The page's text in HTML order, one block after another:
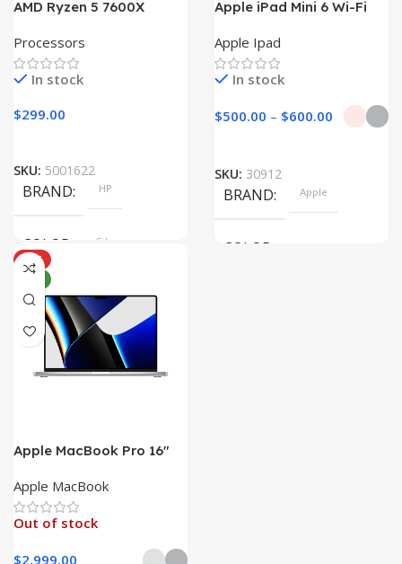
AMD Ryzen 5 7600X
Processors
In stock
$299.00
SKU: 5001622
BRAND HP
COLOR Silver
SIZE
247.6×178.5×6.1 mm
Apple iPad Mini 6 Wi-Fi
Apple Ipad
In stock
$500.00 – $600.00
SKU: 30912
BRAND Apple
COLOR
HOT
Apple MacBook Pro 16″
Apple MacBook
Out of stock
$2,999.00